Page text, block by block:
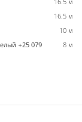
16.5 м
10 м
+25 079
8 м